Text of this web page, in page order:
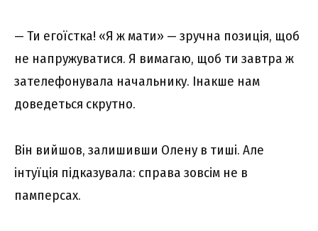
— Ти егоїстка! «Я ж мати» — зручна позиція, щоб
не напружуватися. Я вимагаю, щоб ти завтра ж
зателефонувала начальнику. Інакше нам
доведеться скрутно.
Він вийшов, залишивши Олену в тиші. Але
інтуїція підказувала: справа зовсім не в
памперсах.